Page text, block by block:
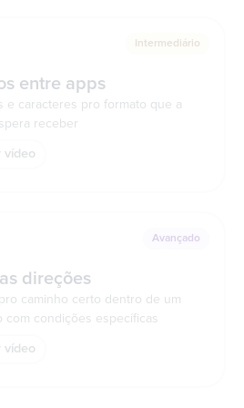
Intermediário
entre apps
e caracteres pro formato que a
receber
vídeo
Avançado
direções
caminho certo dentro de um
com condições específicas
vídeo